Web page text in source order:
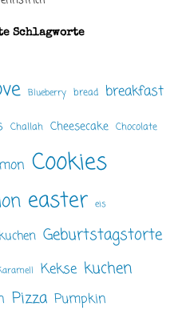
Schlagworte
Blueberry bread breakfast
Challah Cheesecake Chocolate
Cookies
easter eis
Geburtstagstorte
Kekse kuchen
Pizza Pumpkin